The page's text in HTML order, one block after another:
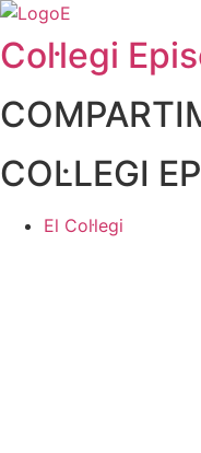
contingut
Col·legi
COL·LEGI
El Col·legi